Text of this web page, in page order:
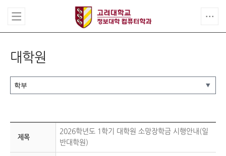
대학원
제목
2026학년도 1학기 대학원 소망장학금 시행안내(일
반대학원)